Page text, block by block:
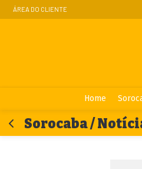
ÁREA DO CLIENTE
Home
Sorocaba /